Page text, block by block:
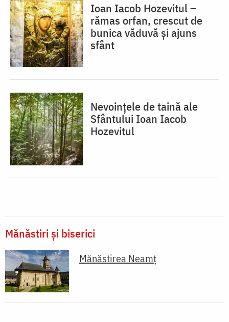
Ioan Iacob Hozevitul –
rămas orfan, crescut de
bunica văduvă și ajuns
sfânt
Nevoințele de taină ale
Sfântului Ioan Iacob
Hozevitul
Mănăstiri și biserici
Mănăstirea Neamţ